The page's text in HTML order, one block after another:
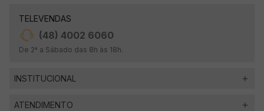
TELEVENDAS
(48) 4002 6060
De 2ª a Sábado das 8h às 18h.
INSTITUCIONAL
ATENDIMENTO